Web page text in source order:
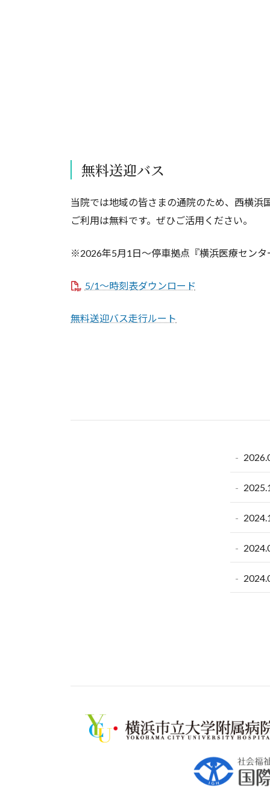
無料送迎バス
当院では地域の皆さまの通院のため、西横浜
ご利用は無料です。ぜひご活用ください。
※2026年5月1日～停車拠点『横浜医療セン
5/1～時刻表ダウンロード
無料送迎バス走行ルート